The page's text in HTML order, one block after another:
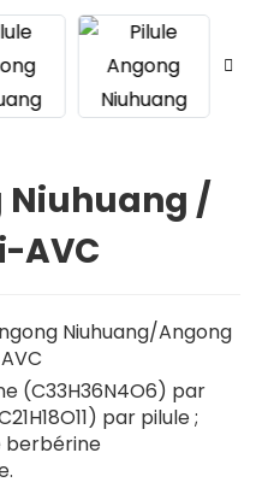
Niuhuang /
AVC
Niuhuang/Angong
(C33H36N4O6) par
par pilule ;
berbérine